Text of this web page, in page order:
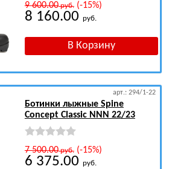
9 600.00руб.(-15%)
8 160.00 руб.
арт.: 294/1-22
Ботинки лыжные Spine
Concept Classic NNN 22/23
7 500.00руб.(-15%)
6 375.00 руб.